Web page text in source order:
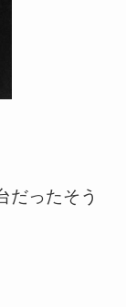
だったそう